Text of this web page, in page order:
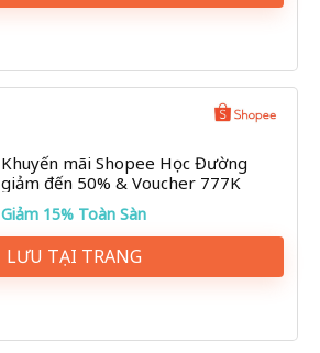
Khuyến mãi Shopee Học Đường
giảm đến 50% & Voucher 777K
Giảm 15% Toàn Sàn
LƯU TẠI TRANG